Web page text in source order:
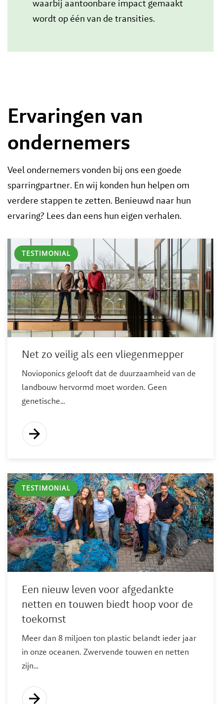
waarbij aantoonbare impact gemaakt
wordt op één van de transities.
Ervaringen van
ondernemers
Veel ondernemers vonden bij ons een goede
sparringpartner. En wij konden hun helpen om
verdere stappen te zetten. Benieuwd naar hun
ervaring? Lees dan eens hun eigen verhalen.
TESTIMONIAL
Net zo veilig als een vliegenmepper
Novioponics gelooft dat de duurzaamheid van de
landbouw hervormd moet worden. Geen
genetische…
TESTIMONIAL
Een nieuw leven voor afgedankte
netten en touwen biedt hoop voor de
toekomst
Meer dan 8 miljoen ton plastic belandt ieder jaar
in onze oceanen. Zwervende touwen en netten
zijn…